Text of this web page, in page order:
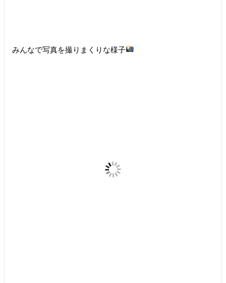
みんなで写真を撮りまくりな様子